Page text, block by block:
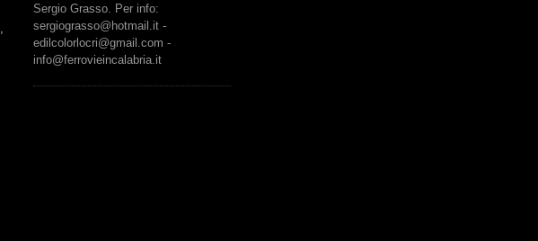
Sergio Grasso. Per info:
sergiograsso@hotmail.it -
edilcolorlocri@gmail.com -
info@ferrovieincalabria.it